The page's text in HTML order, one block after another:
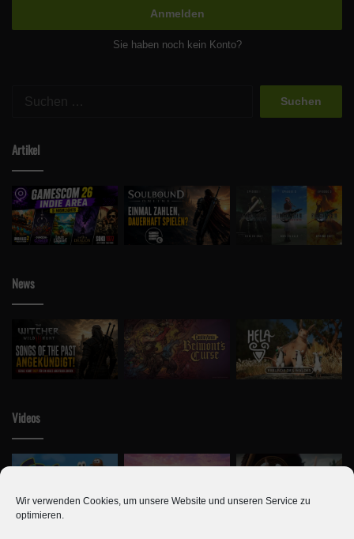
Wir verwenden Cookies, um unsere Website und unseren Service zu
optimieren.
Anmelden
Sie haben noch kein Konto?
Artikel
News
Videos